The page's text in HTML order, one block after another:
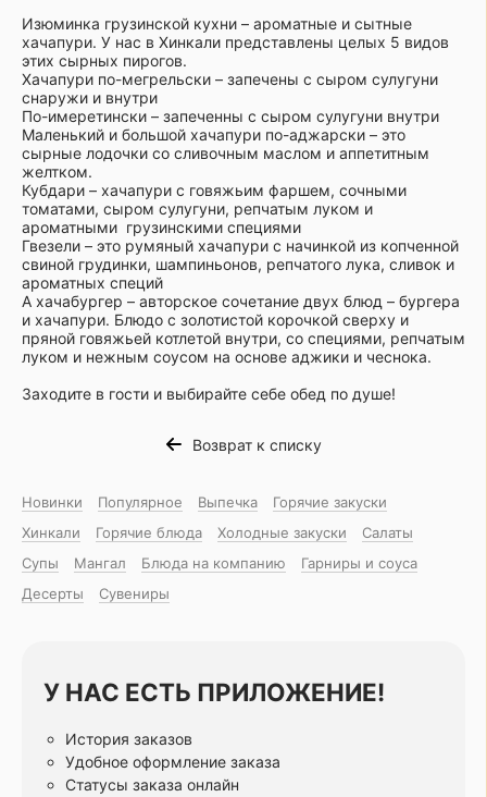
Изюминка грузинской кухни – ароматные и сытные
хачапури. У нас в Хинкали представлены целых 5 видов
этих сырных пирогов.
Хачапури по-мегрельски – запечены с сыром сулугуни
снаружи и внутри
По-имеретински – запеченны с сыром сулугуни внутри
Маленький и большой хачапури по-аджарски – это
сырные лодочки со сливочным маслом и аппетитным
желтком.
Кубдари – хачапури с говяжьим фаршем, сочными
томатами, сыром сулугуни, репчатым луком и
ароматными грузинскими специями
Гвезели – это румяный хачапури с начинкой из копченной
свиной грудинки, шампиньонов, репчатого лука, сливок и
ароматных специй
А хачабургер – авторское сочетание двух блюд – бургера
и хачапури. Блюдо с золотистой корочкой сверху и
пряной говяжьей котлетой внутри, со специями, репчатым
луком и нежным соусом на основе аджики и чеснока.
Заходите в гости и выбирайте себе обед по душе!
Возврат к списку
Новинки Популярное Выпечка
Горячие закуски
Хинкали
Горячие блюда Холодные закуски
Салаты
Супы
Мангал Блюда на компанию
Гарниры и соуса
Десерты
Сувениры
У НАС ЕСТЬ ПРИЛОЖЕНИЕ!
История заказов
Удобное оформление заказа
Статусы заказа онлайн